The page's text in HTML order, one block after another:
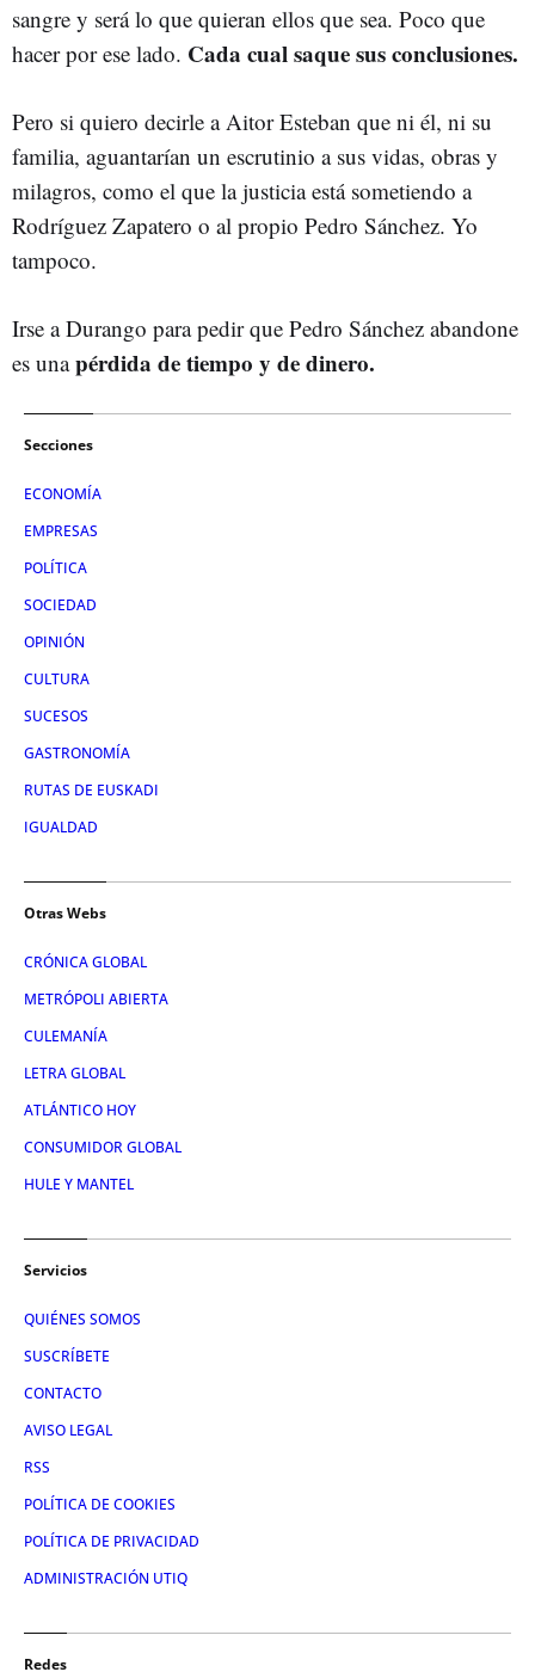
sangre y será lo que quieran ellos que sea. Poco que
hacer por ese lado. Cada cual saque sus conclusiones.
Pero si quiero decirle a Aitor Esteban que ni él, ni su
familia, aguantarían un escrutinio a sus vidas, obras y
milagros, como el que la justicia está sometiendo a
Rodríguez Zapatero o al propio Pedro Sánchez. Yo
tampoco.
Irse a Durango para pedir que Pedro Sánchez abandone
es unapérdida de tiempo y de dinero.
Secciones
ECONOMÍA
EMPRESAS
POLÍTICA
SOCIEDAD
OPINIÓN
CULTURA
SUCESOS
GASTRONOMÍA
RUTAS DE EUSKADI
IGUALDAD
Otras Webs
CRÓNICA GLOBAL
METRÓPOLI ABIERTA
CULEMANÍA
LETRA GLOBAL
ATLÁNTICO HOY
CONSUMIDOR GLOBAL
HULE Y MANTEL
Servicios
QUIÉNES SOMOS
SUSCRÍBETE
CONTACTO
AVISO LEGAL
RSS
POLÍTICA DE COOKIES
POLÍTICA DE PRIVACIDAD
ADMINISTRACIÓN UTIQ
Redes